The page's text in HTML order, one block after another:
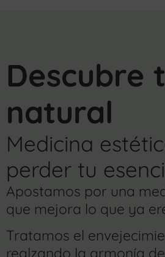
Descubre
natural
Medicina
perder tu
Apostamos por una
que mejora lo que ya
Tratamos el
realzando la armonía